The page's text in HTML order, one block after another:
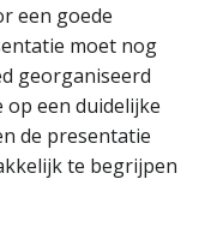
een goede
moet nog
georganiseerd
een duidelijke
de presentatie
te begrijpen